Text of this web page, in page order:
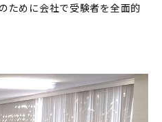
ために会社で受験者を全面的